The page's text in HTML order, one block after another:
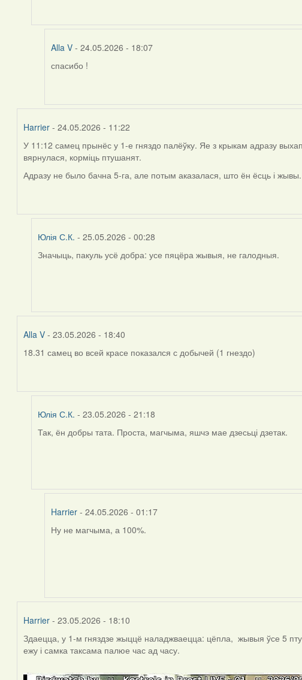
V
Alla V - 24.05.2026 - 18:07
In
by
спасибо !
Harrier - 24.05.2026 - 11:22
У 11:12 самец прынёс у 1-е гняздо палёўку. Яе з крыкам адразу
вярнулася, корміць птушанят.
Адразу не было бачна 5-га, але потым аказалася, што ён ёсць і жывы.
Юлія С.К. - 25.05.2026 - 00:28
In
Harrier
Значыць, пакуль усё добра: усе пяцёра жывыя, не галодныя.
Alla V - 23.05.2026 - 18:40
18.31 самец во всей красе показался с добычей (1 гнездо)
Юлія С.К. - 23.05.2026 - 21:18
In
Alla
Так, ён добры тата. Проста, магчыма, яшчэ мае дзесьці дзетак.
Harrier - 24.05.2026 - 01:17
In
С.К.
Ну не магчыма, а 100%.
Harrier - 23.05.2026 - 18:10
Здаецца, у 1-м гняздзе жыццё наладжваецца: цёпла, жывыя ўсе 5
ежу і самка таксама палюе час ад часу.